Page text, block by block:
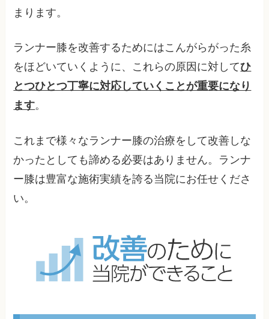
まります。
ランナー膝を改善するためにはこんがらがった糸
をほどいていくように、これらの原因に対してひ
とつひとつ丁寧に対応していくことが重要になり
ます。
これまで様々なランナー膝の治療をして改善しな
かったとしても諦める必要はありません。ランナ
ー膝は豊富な施術実績を誇る当院にお任せくださ
い。